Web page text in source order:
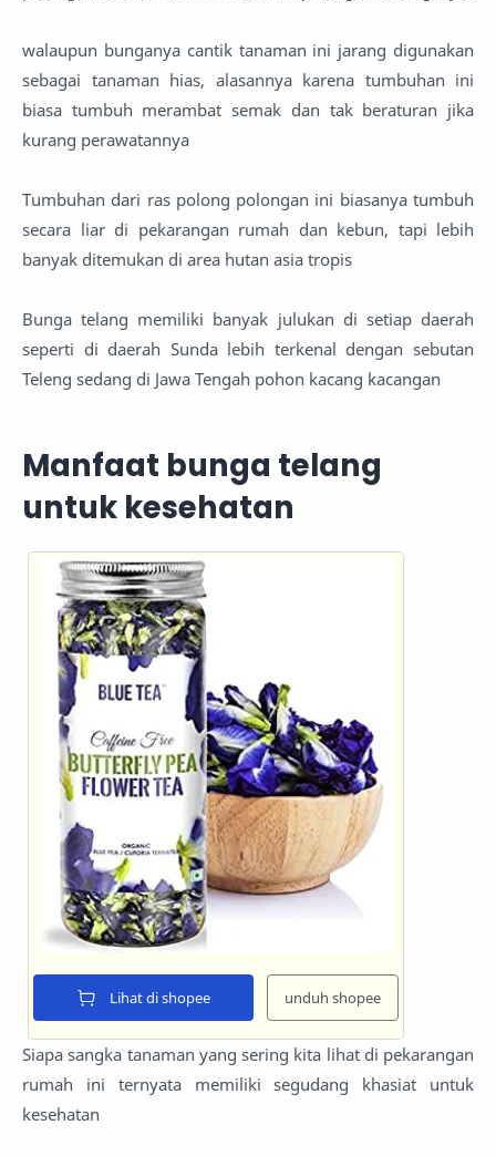
walaupun bunganya cantik tanaman ini jarang digunakan
sebagai tanaman hias, alasannya karena tumbuhan ini
biasa tumbuh merambat semak dan tak beraturan jika
kurang perawatannya
Tumbuhan dari ras polong polongan ini biasanya tumbuh
secara liar di pekarangan rumah dan kebun, tapi lebih
banyak ditemukan di area hutan asia tropis
Bunga telang memiliki banyak julukan di setiap daerah
seperti di daerah Sunda lebih terkenal dengan sebutan
Teleng sedang di Jawa Tengah pohon kacang kacangan
Manfaat bunga telang
untuk kesehatan
Lihat di shopee unduh shopee
Siapa sangka tanaman yang sering kita lihat di pekarangan
rumah ini ternyata memiliki segudang khasiat untuk
kesehatan